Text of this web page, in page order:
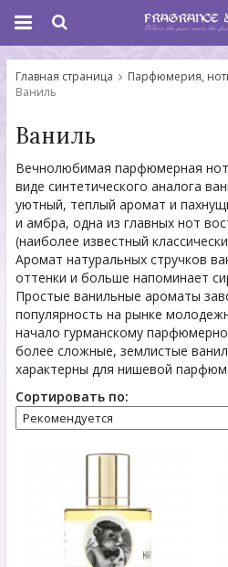
Главная страница Парфюмерия,
Ваниль
Ваниль
Вечнолюбимая парфюмерная
виде синтетического аналога
уютный, теплый аромат и
и амбра, одна из главных нот
(наиболее известный
Аромат натуральных стручков
оттенки и больше напоминает
Простые ванильные ароматы
популярность на рынке
начало гурманскому
более сложные, землистые
характерны для нишевой
Сортировать по: